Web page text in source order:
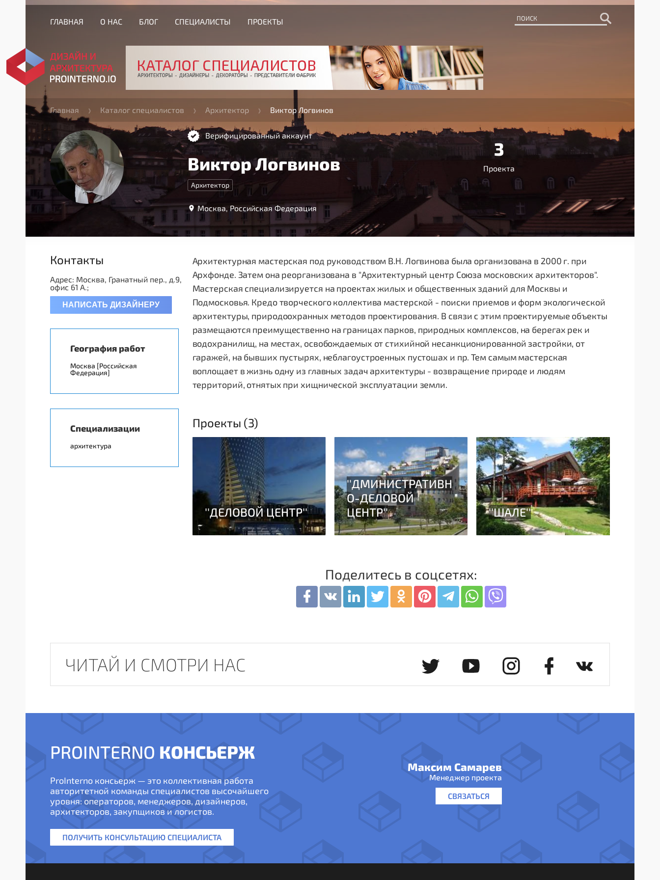
ГЛАВНАЯ О НАС БЛОГ СПЕЦИАЛИСТЫ ПРОЕКТЫ
Главная Каталог специалистов Архитектор Виктор Логвинов
Верифицированный аккаунт
Виктор Логвинов
Архитектор
Москва, Российская Федерация
3
Проекта
Контакты
Адрес: Москва, Гранатный пер., д.9,
офис 61 А.;
НАПИСАТЬ ДИЗАЙНЕРУ
География работ
Москва [Российская
Федерация]
Специализации
архитектура
Архитектурная мастерская под руководством В.Н. Логвинова была организована в 2000 г. при
Архфонде. Затем она реорганизована в "Архитектурный центр Союза московских архитекторов".
Мастерская специализируется на проектах жилых и общественных зданий для Москвы и
Подмосковья. Кредо творческого коллектива мастерской - поиски приемов и форм экологической
архитектуры, природоохранных методов проектирования. В связи с этим проектируемые объекты
размещаются преимущественно на границах парков, природных комплексов, на берегах рек и
водохранилищ, на местах, освобождаемых от стихийной несанкционированной застройки, от
гаражей, на бывших пустырях, неблагоустроенных пустошах и пр. Тем самым мастерская
воплощает в жизнь одну из главных задач архитектуры - возвращение природе и людям
территорий, отнятых при хищнической эксплуатации земли.
Проекты (3)
Поделитесь в соцсетях:
ЧИТАЙ И СМОТРИ НАС
PROINTERNO КОНСЬЕРЖ
ProInterno консьерж — это коллективная работа
авторитетной команды специалистов высочайшего
уровня: операторов, менеджеров, дизайнеров,
архитекторов, закупщиков и логистов.
ПОЛУЧИТЬ КОНСУЛЬТАЦИЮ СПЕЦИАЛИСТА
Максим Самарев
Менеджер проекта
СВЯЗАТЬСЯ